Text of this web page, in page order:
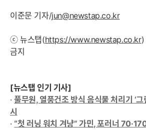
이준문 기자/jun@newstap.co.kr
ⓒ 뉴스탭(https://www.newstap.co.kr)
금지
[뉴스탭 인기 기사]
·풀무원, 열풍건조 방식 음식물 처리기 ‘그
시
· “첫 러닝 워치 겨냥” 가민, 포러너